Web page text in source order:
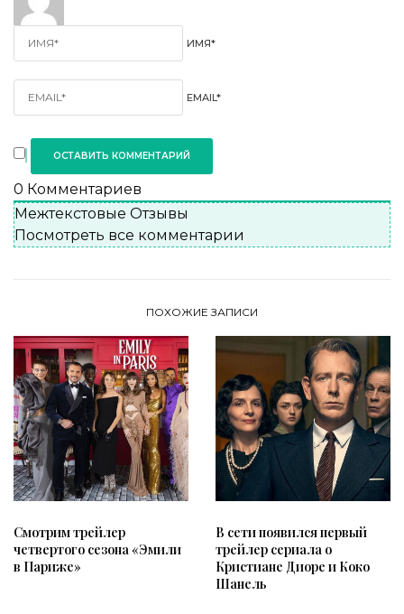
ИМЯ*
EMAIL*
0 Комментариев
Межтекстовые Отзывы
Посмотреть все комментарии
ПОХОЖИЕ ЗАПИСИ
Смотрим трейлер
четвертого сезона «Эмили
в Париже»
В сети появился первый
трейлер сериала о
Кристиане Диоре и Коко
Шанель